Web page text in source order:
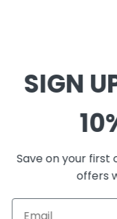
CUSTOMER
Shopping
반품교환
개인정보처리방침
FAQ
SIGN
Save on your